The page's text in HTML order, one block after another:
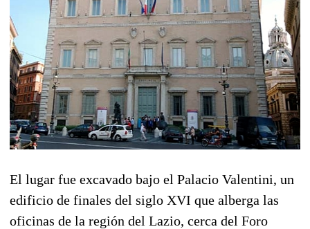
El lugar fue excavado bajo el Palacio Valentini, un
edificio de finales del siglo XVI que alberga las
oficinas de la región del Lazio, cerca del Foro